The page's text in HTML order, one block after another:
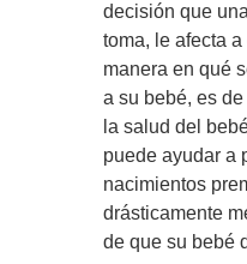
decisión que
toma, le afecta
manera en qué
a su bebé, es
la salud del
puede ayudar a
nacimientos
drásticamente
de que su bebé